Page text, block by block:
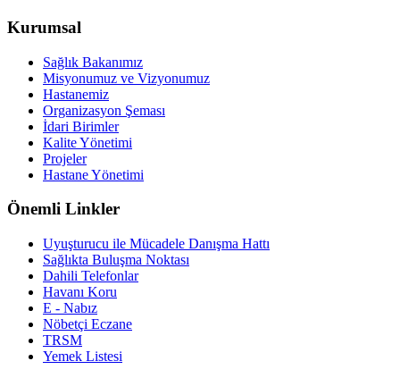
Kurumsal
Sağlık Bakanımız
Misyonumuz ve Vizyonumuz
Hastanemiz
Organizasyon Şeması
İdari Birimler
Kalite Yönetimi
Projeler
Hastane Yönetimi
Önemli Linkler
Uyuşturucu ile Mücadele Danışma Hattı
Sağlıkta Buluşma Noktası
Dahili Telefonlar
Havanı Koru
E - Nabız
Nöbetçi Eczane
TRSM
Yemek Listesi